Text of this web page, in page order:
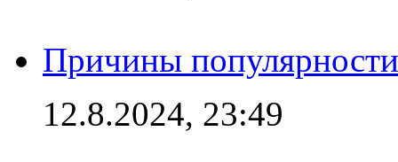
Причины
12.8.2024, 23:49